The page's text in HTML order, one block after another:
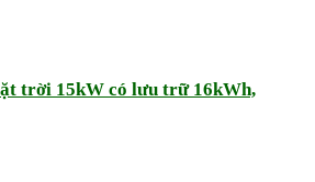
trời 15kW có lưu trữ 16kWh,